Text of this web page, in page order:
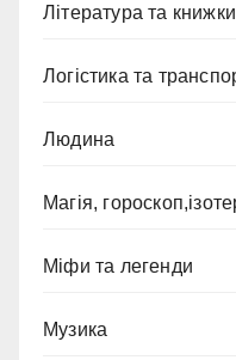
Література та книжки
Логістика та
Людина
Магія,
Міфи та легенди
Музика